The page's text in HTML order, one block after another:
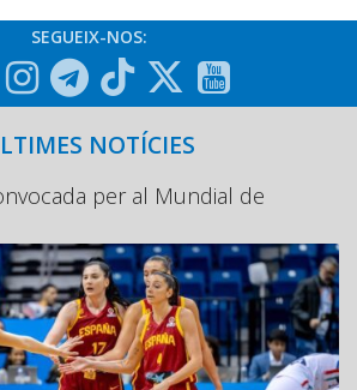
SEGUEIX-NOS:
NOTÍCIES
per al Mundial de